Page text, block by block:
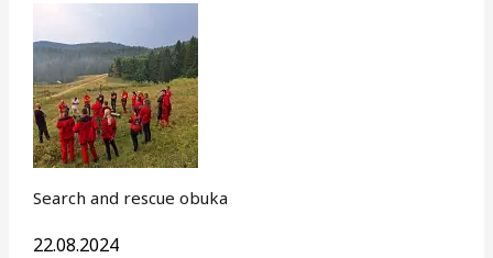
Search and rescue obuka
22.08.2024